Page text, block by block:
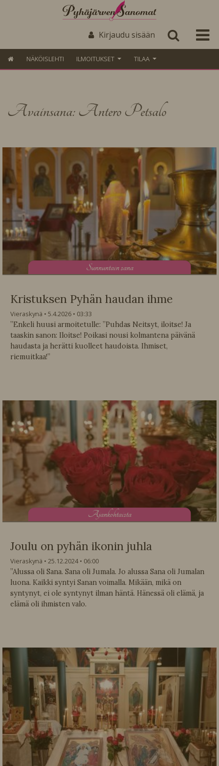
Kirjaudu sisään
NÄKÖISLEHTI ILMOITUKSET TILAA
Avainsana: Antero Petsalo
Sunnuntain sana
Kristuksen Pyhän haudan ihme
Vieraskynä 5.4.2026
03:33
”Enkeli huusi armoitetulle: ”Puhdas Neitsyt, iloitse! Ja
taaskin sanon: Iloitse! Poikasi nousi kolmantena päivänä
haudasta ja herätti kuolleet haudoista. Ihmiset,
riemuitkaa!”
Ajankohtaista
Joulu on pyhän ikonin juhla
Vieraskynä 25.12.2024
06:00
”Alussa oli Sana. Sana oli Jumala. Jo alussa Sana oli Jumalan
luona. Kaikki syntyi Sanan voimalla. Mikään, mikä on
syntynyt, ei ole syntynyt ilman häntä. Hänessä oli elämä, ja
elämä oli ihmisten valo.